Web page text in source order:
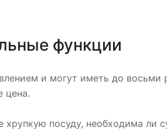
функции
и могут иметь до восьми
цена.
посуду, необходима ли